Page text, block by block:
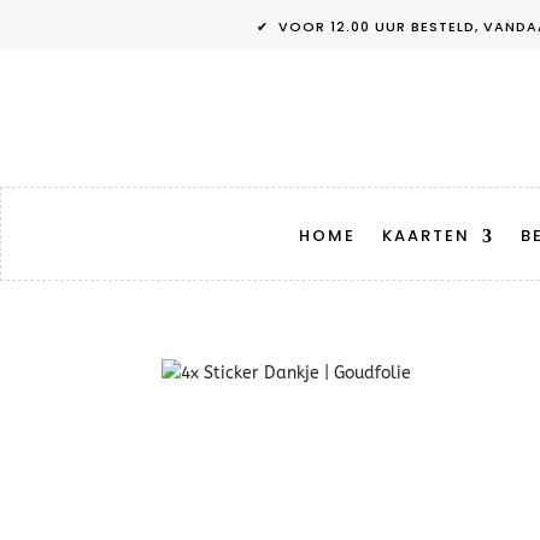
✔ VOOR 12.00 UUR BESTELD,
HOME KAARTEN